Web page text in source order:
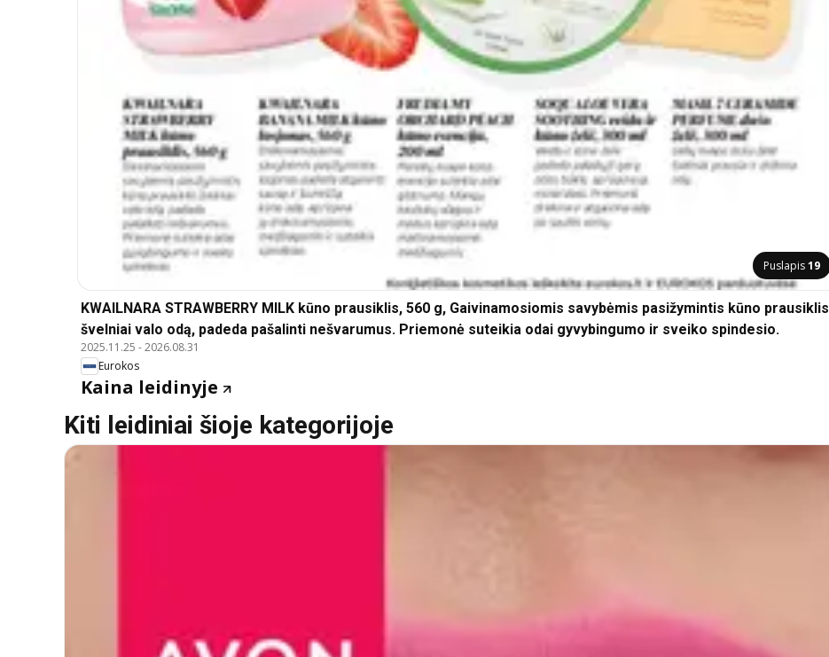
Puslapis19
KWAILNARA STRAWBERRY MILK kūno prausiklis, 560 g, Gaivinamosiomis savybėmis pasižymintis kūno prausiklis
švelniai valo odą, padeda pašalinti nešvarumus. Priemonė suteikia odai gyvybingumo ir sveiko spindesio.
2025.11.25 -2026.08.31
Eurokos
Kaina leidinyje
Kiti leidiniai šioje kategorijoje